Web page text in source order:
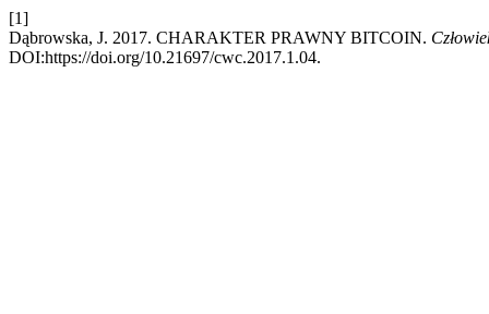
[1]
Dąbrowska, J. 2017. CHARAKTER PRAWNY BITCOIN.
DOI:https://doi.org/10.21697/cwc.2017.1.04.